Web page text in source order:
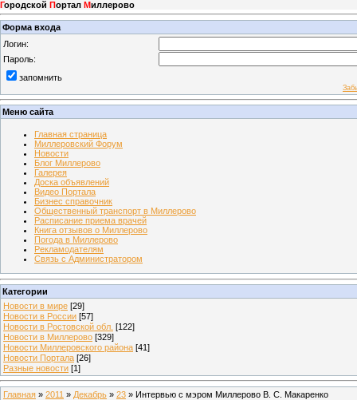
Городской Портал Миллерово
Форма входа
Логин:
Пароль:
запомнить
Меню сайта
Главная страница
Миллеровский Форум
Новости
Блог Миллерово
Галерея
Доска объявлений
Видео Портала
Бизнес справочник
Общественный транспорт в Миллерово
Расписание приема врачей
Книга отзывов о Миллерово
Погода в Миллерово
Рекламодателям
Связь с Администратором
Категории
Новости в мире [29]
Новости в России [57]
Новости в Ростовской обл. [122]
Новости в Миллерово [329]
Новости Миллеровского района [41]
Новости Портала [26]
Разные новости [1]
Главная » 2011 » Декабрь » 23 » Интервью с мэром Миллерово В. С. Макаренко